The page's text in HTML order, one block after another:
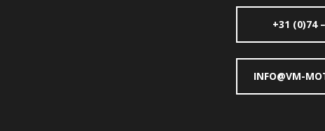
+31 (0)74
INFO@VM-